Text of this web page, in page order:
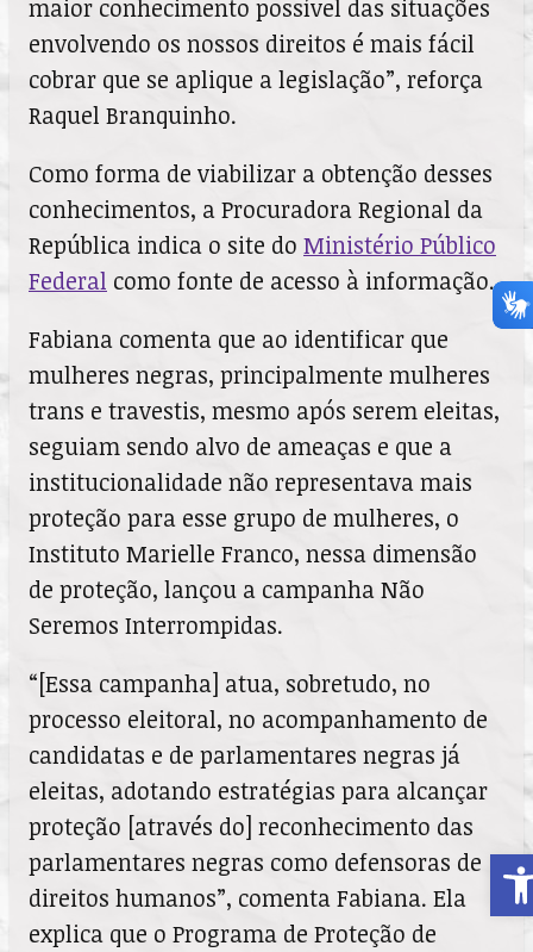
maior conhecimento possível das situações
envolvendo os nossos direitos é mais fácil
cobrar que se aplique a legislação”, reforça
Raquel Branquinho.
Como forma de viabilizar a obtenção desses
conhecimentos, a Procuradora Regional da
República indica o site do Ministério Público
Federal como fonte de acesso à informação.
Fabiana comenta que ao identificar que
mulheres negras, principalmente mulheres
trans e travestis, mesmo após serem eleitas,
seguiam sendo alvo de ameaças e que a
institucionalidade não representava mais
proteção para esse grupo de mulheres, o
Instituto Marielle Franco, nessa dimensão
de proteção, lançou a campanha Não
Seremos Interrompidas.
“[Essa campanha] atua, sobretudo, no
processo eleitoral, no acompanhamento de
candidatas e de parlamentares negras já
eleitas, adotando estratégias para alcançar
proteção [através do] reconhecimento das
parlamentares negras como defensoras de
direitos humanos”, comenta Fabiana. Ela
explica que o Programa de Proteção de